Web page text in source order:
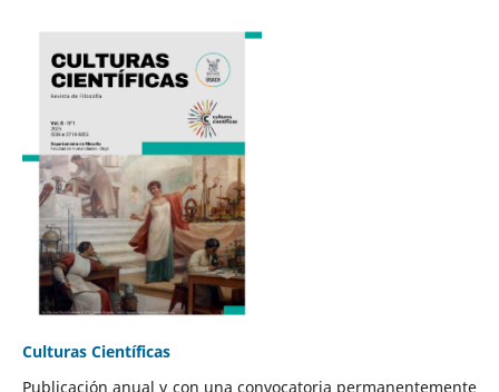
Culturas Científicas
Publicación anual y con una convocatoria permanentemente